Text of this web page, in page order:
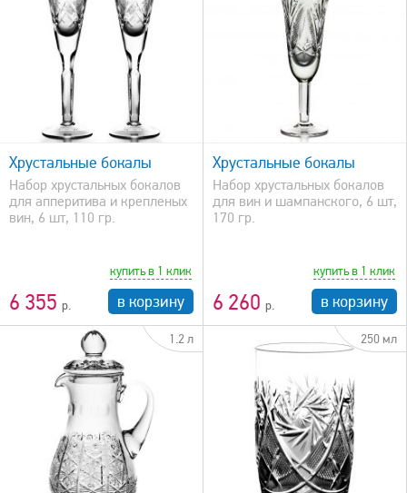
Хрустальные бокалы
Набор хрустальных бокалов
для апперитива и крепленых
вин, 6 шт, 110 гр.
6 355
купить в 1 клик
в корзину
быстрый просмотр
Хрустальные бокалы
Набор хрустальных бокалов
для вин и шампанского, 6 шт,
170 гр.
6 260
купить в 1 клик
в корзину
1.2 л 250 мл